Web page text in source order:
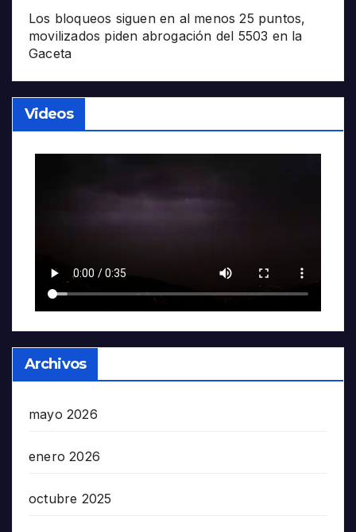
Los bloqueos siguen en al menos 25 puntos,
movilizados piden abrogación del 5503 en la
Gaceta
Videos
Archivos
mayo 2026
enero 2026
octubre 2025